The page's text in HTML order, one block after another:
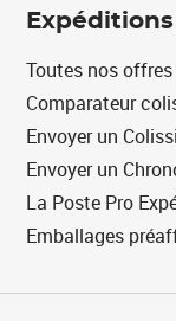
Toutes nos
Comparateur
Envoyer un
Envoyer un
La Poste Pro
Emballages